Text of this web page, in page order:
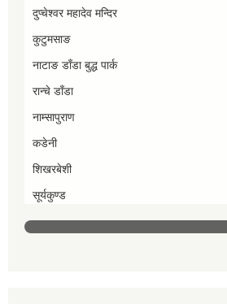
दुप्चेश्वर महादेव मन्दिर
कुटुमसाङ
नाटाङ डाँडा बुद्ध पार्क
रान्चे डाँडा
नाम्सापुराण
कडेनी
शिखरबेशी
सूर्यकुण्ड